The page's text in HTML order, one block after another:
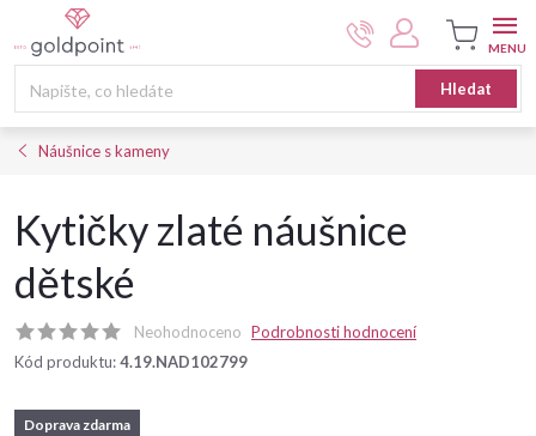
na
Hledat
Nákupní
košík
Náušnice s kameny
Kytičky zlaté náušnice
dětské
Neohodnoceno Podrobnosti hodnocení
Kód produktu:4.19.NAD102799
Doprava zdarma